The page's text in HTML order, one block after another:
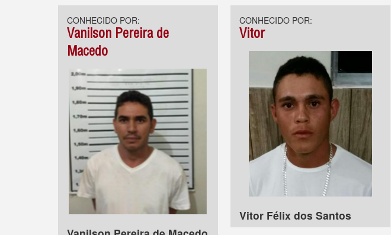
CONHECIDO POR:
Vanilson Pereira de
Macedo
CONHECIDO POR:
Vitor
Vitor Félix dos Santos